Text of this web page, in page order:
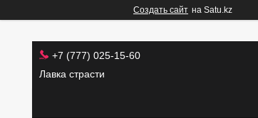
Создать сайт на Satu.kz
+7 (777) 025-15-60
Лавка страсти